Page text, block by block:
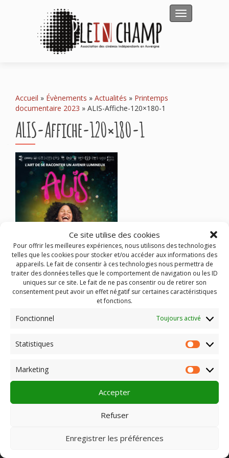
Ce site utilise des cookies
Pour offrir les meilleures expériences, nous utilisons des technologies
telles que les cookies pour stocker et/ou accéder aux informations des
appareils. Le fait de consentir à ces technologies nous permettra de
traiter des données telles que le comportement de navigation ou les ID
uniques sur ce site. Le fait de ne pas consentir ou de retirer son
consentement peut avoir un effet négatif sur certaines caractéristiques
et fonctions.
Fonctionnel Toujours activé
Statistiques
Marketing
Accepter
Refuser
Enregistrer les préférences
Afficher/
Accueil » Évènements » Actualités » Printemps
documentaire 2023 » ALIS-Affiche-120×180-1
ALIS-Affiche-120×180-1
Pôle 22 bis impasse Bonnabaud